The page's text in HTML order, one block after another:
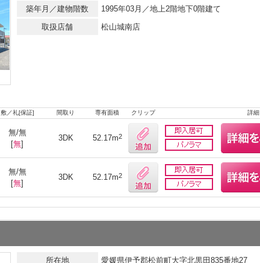
築年月／建物階数
1995年03月／地上2階地下0階建て
取扱店舗
松山城南店
敷／礼[保証] 間取り 専有面積 クリップ 詳細
無/無
[無]
3DK 52.17m2
無/無
[無]
3DK 52.17m2
所在地
愛媛県伊予郡松前町大字北黒田835番地27